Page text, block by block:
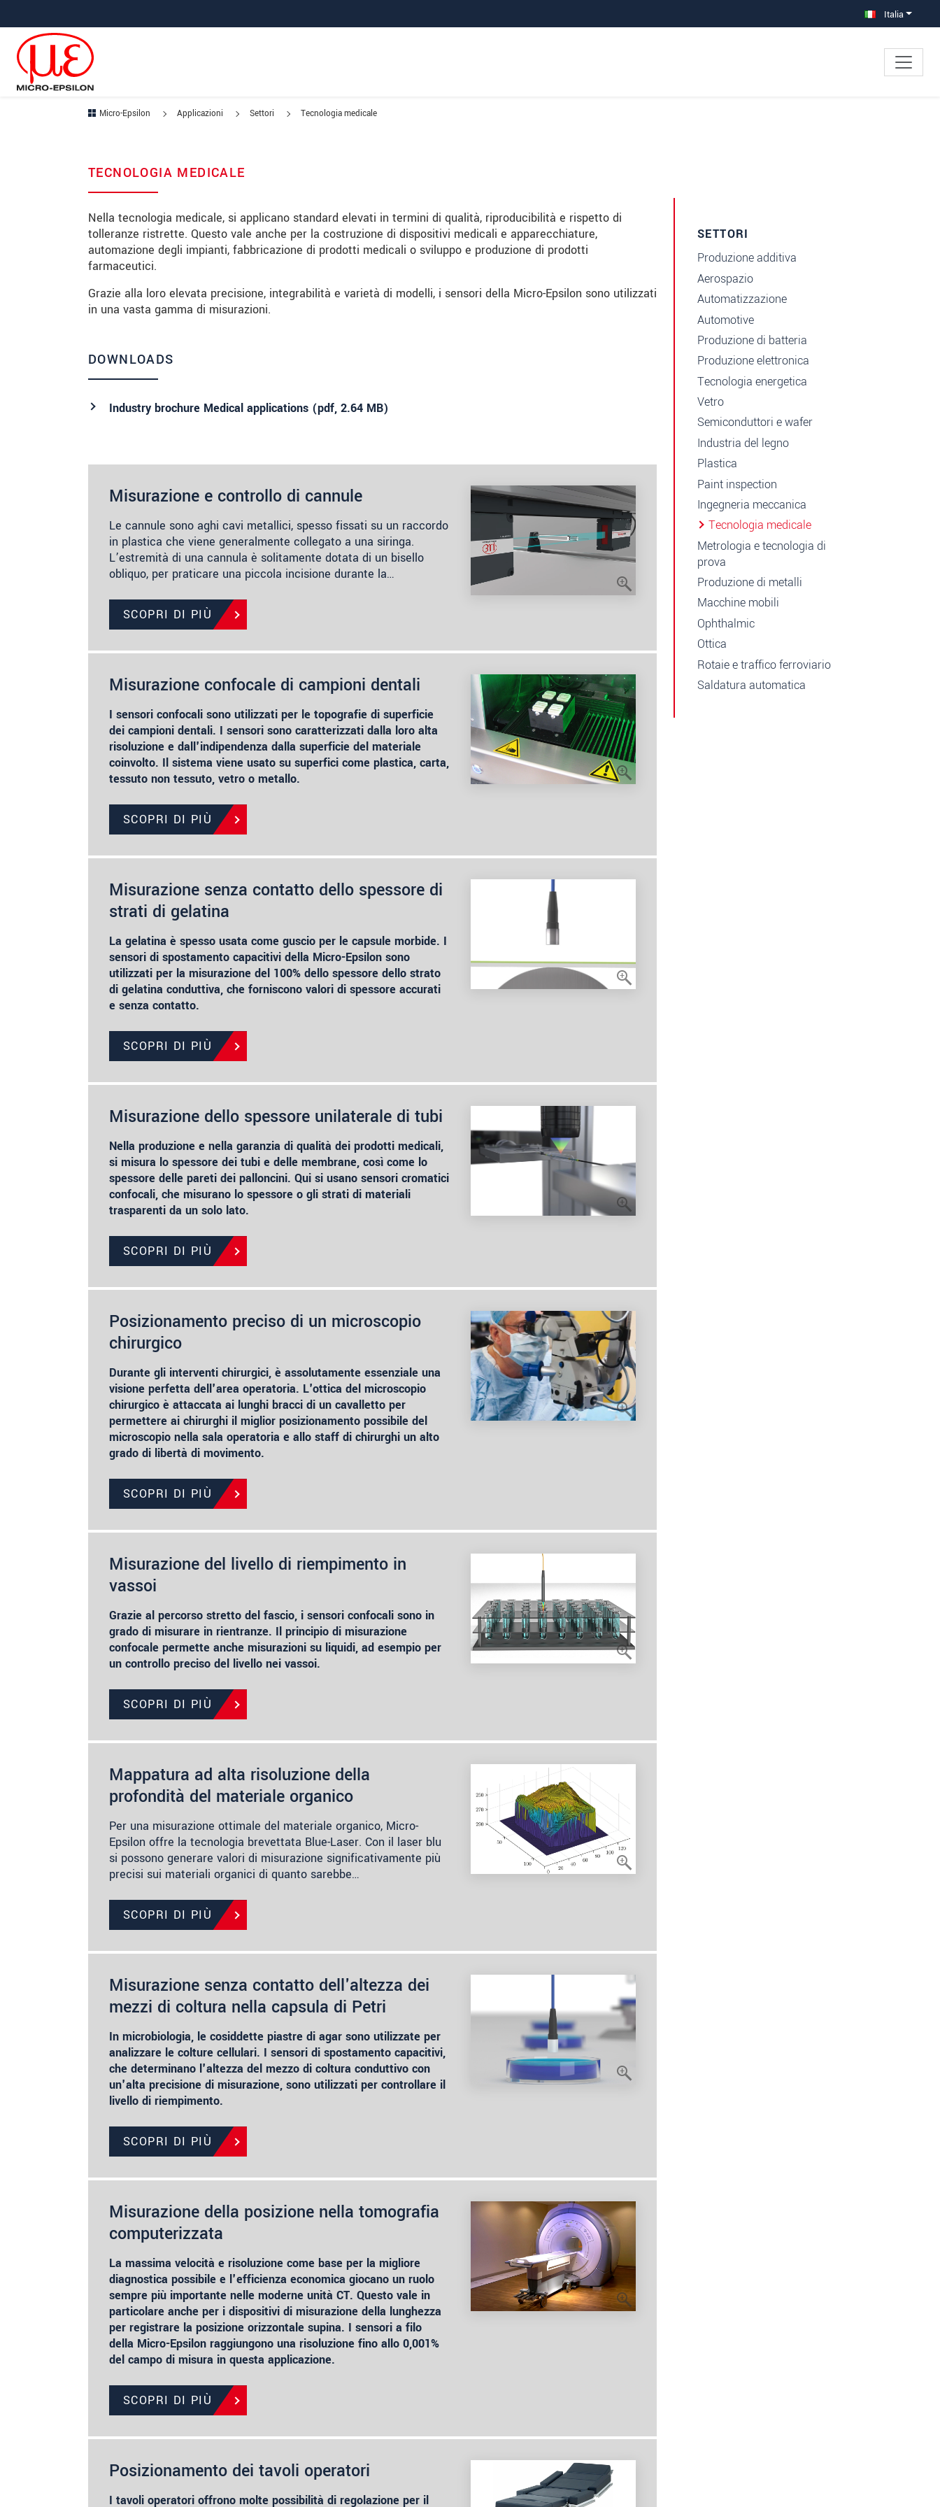
Italia
Micro-Epsilon Applicazioni Settori Tecnologia medicale
TECNOLOGIA MEDICALE
Nella tecnologia medicale, si applicano standard elevati in termini di qualità, riproducibilità e rispetto di
tolleranze ristrette. Questo vale anche per la costruzione di dispositivi medicali e apparecchiature,
automazione degli impianti, fabbricazione di prodotti medicali o sviluppo e produzione di prodotti
farmaceutici.
Grazie alla loro elevata precisione, integrabilità e varietà di modelli, i sensori della Micro-Epsilon sono utilizzati
in una vasta gamma di misurazioni.
DOWNLOADS
Industry brochure Medical applications (pdf, 2.64 MB)
Misurazione e controllo di cannule
Le cannule sono aghi cavi metallici, spesso fissati su un raccordo
in plastica che viene generalmente collegato a una siringa.
L’estremità di una cannula è solitamente dotata di un bisello
obliquo, per praticare una piccola incisione durante la…
SCOPRI DI PIÙ
Misurazione confocale di campioni dentali
I sensori confocali sono utilizzati per le topografie di superficie
dei campioni dentali. I sensori sono caratterizzati dalla loro alta
risoluzione e dall'indipendenza dalla superficie del materiale
coinvolto. Il sistema viene usato su superfici come plastica, carta,
tessuto non tessuto, vetro o metallo.
SCOPRI DI PIÙ
Misurazione senza contatto dello spessore di
strati di gelatina
La gelatina è spesso usata come guscio per le capsule morbide. I
sensori di spostamento capacitivi della Micro-Epsilon sono
utilizzati per la misurazione del 100% dello spessore dello strato
di gelatina conduttiva, che forniscono valori di spessore accurati
e senza contatto.
SCOPRI DI PIÙ
Misurazione dello spessore unilaterale di tubi
Nella produzione e nella garanzia di qualità dei prodotti medicali,
si misura lo spessore dei tubi e delle membrane, così come lo
spessore delle pareti dei palloncini. Qui si usano sensori cromatici
confocali, che misurano lo spessore o gli strati di materiali
trasparenti da un solo lato.
SCOPRI DI PIÙ
Posizionamento preciso di un microscopio
chirurgico
Durante gli interventi chirurgici, è assolutamente essenziale una
visione perfetta dell'area operatoria. L'ottica del microscopio
chirurgico è attaccata ai lunghi bracci di un cavalletto per
permettere ai chirurghi il miglior posizionamento possibile del
microscopio nella sala operatoria e allo staff di chirurghi un alto
grado di libertà di movimento.
SCOPRI DI PIÙ
Misurazione del livello di riempimento in
vassoi
Grazie al percorso stretto del fascio, i sensori confocali sono in
grado di misurare in rientranze. Il principio di misurazione
confocale permette anche misurazioni su liquidi, ad esempio per
un controllo preciso del livello nei vassoi.
SCOPRI DI PIÙ
Mappatura ad alta risoluzione della
profondità del materiale organico
Per una misurazione ottimale del materiale organico, Micro-
Epsilon offre la tecnologia brevettata Blue-Laser. Con il laser blu
si possono generare valori di misurazione significativamente più
precisi sui materiali organici di quanto sarebbe…
SCOPRI DI PIÙ
Misurazione senza contatto dell'altezza dei
mezzi di coltura nella capsula di Petri
In microbiologia, le cosiddette piastre di agar sono utilizzate per
analizzare le colture cellulari. I sensori di spostamento capacitivi,
che determinano l'altezza del mezzo di coltura conduttivo con
un'alta precisione di misurazione, sono utilizzati per controllare il
livello di riempimento.
SCOPRI DI PIÙ
Misurazione della posizione nella tomografia
computerizzata
La massima velocità e risoluzione come base per la migliore
diagnostica possibile e l'efficienza economica giocano un ruolo
sempre più importante nelle moderne unità CT. Questo vale in
particolare anche per i dispositivi di misurazione della lunghezza
per registrare la posizione orizzontale supina. I sensori a filo
della Micro-Epsilon raggiungono una risoluzione fino allo 0,001%
del campo di misura in questa applicazione.
SCOPRI DI PIÙ
Posizionamento dei tavoli operatori
I tavoli operatori offrono molte possibilità di regolazione per il
SETTORI
Produzione additiva
Aerospazio
Automatizzazione
Automotive
Produzione di batteria
Produzione elettronica
Tecnologia energetica
Vetro
Semiconduttori e wafer
Industria del legno
Plastica
Paint inspection
Ingegneria meccanica
Tecnologia medicale
Metrologia e tecnologia di
prova
Produzione di metalli
Macchine mobili
Ophthalmic
Ottica
Rotaie e traffico ferroviario
Saldatura automatica